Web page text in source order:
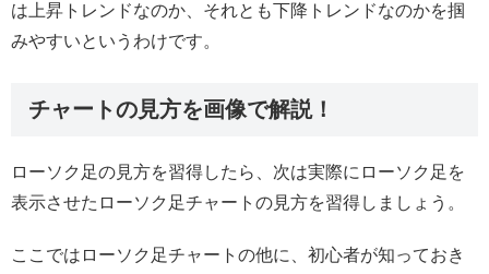
は上昇トレンドなのか、それとも下降トレンドなのかを掴
みやすいというわけです。
チャートの見方を画像で解説！
ローソク足の見方を習得したら、次は実際にローソク足を
表示させたローソク足チャートの見方を習得しましょう。
ここではローソク足チャートの他に、初心者が知っておき